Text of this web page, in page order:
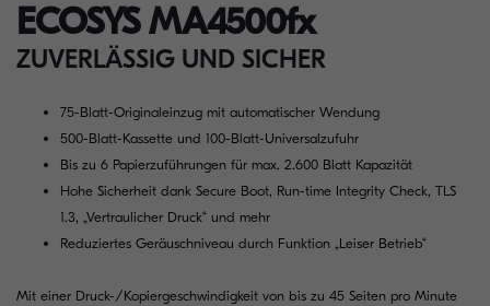
ECOSYS MA4500fx
ZUVERLÄSSIG UND SICHER
75-Blatt-Originaleinzug mit automatischer Wendung
500-Blatt-Kassette und 100-Blatt-Universalzufuhr
Bis zu 6 Papierzuführungen für max. 2.600 Blatt Kapazität
Hohe Sicherheit dank Secure Boot, Run-time Integrity Check, TLS
1.3, „Vertraulicher Druck“ und mehr
Reduziertes Geräuschniveau durch Funktion „Leiser Betrieb“
Mit einer Druck-/Kopiergeschwindigkeit von bis zu 45 Seiten pro Minute